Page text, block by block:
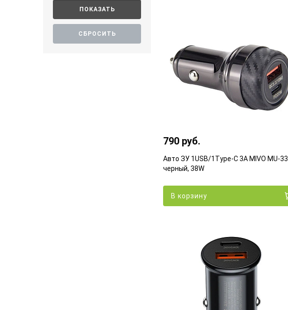
790 руб.
Авто ЗУ 1USB/1Type-C 3A MIVO MU-
черный, 38W
В корзину